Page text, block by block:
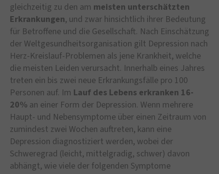
gleichzeitig zu den am meisten unterschätzten
Erkrankungen, und zwar hinsichtlich ihrer Bedeutung
für Betroffene und die Gesellschaft. Nach Einschätzung
der Weltgesundheitsorganisation gilt Depression nach
Herz-Kreislauf-Problemen als jene Krankheit, welche
die meisten Leiden verursacht. Innerhalb eines Jahres
treten ein bis zwei neue Erkrankungsfälle pro 100
Personen auf. Im Lauf des Lebens erkranken 16-
20% an einer Form der Depression. Wenn mehrere
Haupt- und Nebensymptome über einen Zeitraum von
zumindest zwei Wochen auftreten, kann eine
Depression diagnostiziert werden, wobei der
Schweregrad (leicht, mittelgradig, schwer) davon
abhängt, wie viele der folgenden Symptome